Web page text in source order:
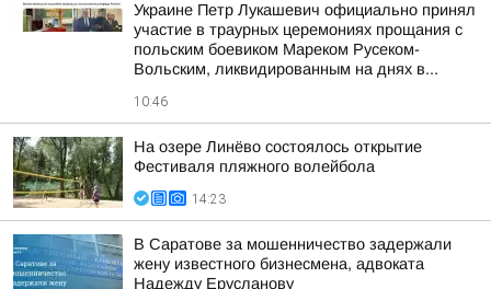
Украине Петр Лукашевич официально принял
участие в траурных церемониях прощания с
польским боевиком Мареком Русеком-
Вольским, ликвидированным на днях в...
10:46
На озере Линёво состоялось открытие
Фестиваля пляжного волейбола
14:23
В Саратове за мошенничество задержали
жену известного бизнесмена, адвоката
Надежду Ерусланову